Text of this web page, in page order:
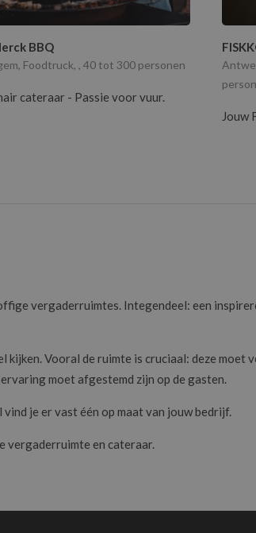
BBQ
Foodtruck, , 40 tot 300 personen
cateraar - Passie voor vuur.
Jouw
vergaderruimtes. Integendeel: een
Vooral de ruimte is cruciaal: deze
moet afgestemd zijn op de gasten.
je er vast één op maat van jouw bedrijf.
vergaderruimte en cateraar.